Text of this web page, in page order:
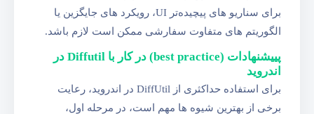
برای سناریو های پیچیده‌تر UI، رویکرد های جایگزین یا
الگوریتم‌ های متفاوت سفارشی ممکن است لازم باشد.
پییشنهادات (best practice) در کار با Diffutil در
اندروید
برای استفاده حداکثری از DiffUtil در اندروید، رعایت
برخی از بهترین شیوه ها مهم است، در مرحله اول،